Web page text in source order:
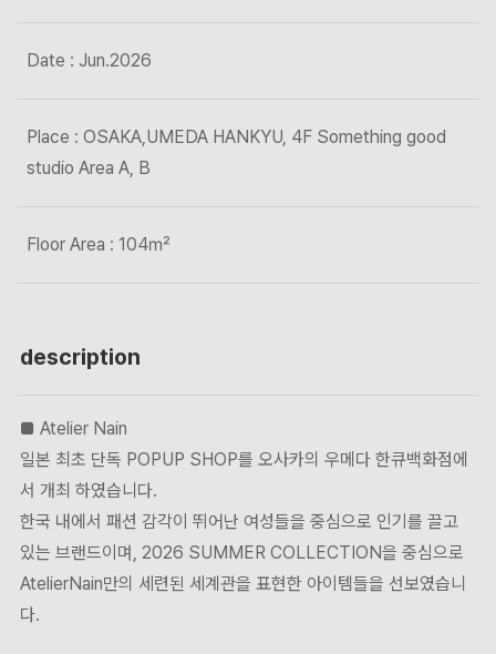
Date : Jun.2026
Place : OSAKA,UMEDA HANKYU, 4F Something good
studio Area A, B
Floor Area : 104㎡
description
■ Atelier Nain
일본 최초 단독 POPUP SHOP를 오사카의 우메다 한큐백화점에
서 개최 하였습니다.
한국 내에서 패션 감각이 뛰어난 여성들을 중심으로 인기를 끌고
있는 브랜드이며, 2026 SUMMER COLLECTION을 중심으로
AtelierNain만의 세련된 세계관을 표현한 아이템들을 선보였습니
다.